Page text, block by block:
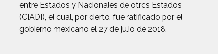
entre Estados y Nacionales de otros Estados
(CIADI), el cual, por cierto, fue ratificado por el
gobierno mexicano el 27 de julio de 2018.